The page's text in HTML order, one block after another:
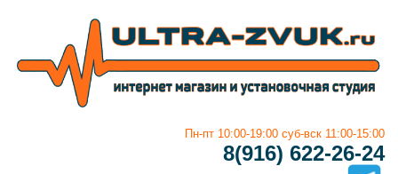
Пн-пт 10:00-19:00 суб-вск 11:00-15:00
8(916) 622-26-24